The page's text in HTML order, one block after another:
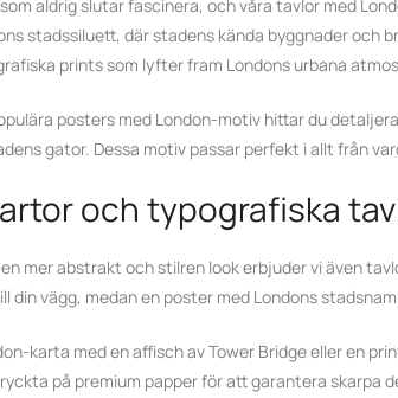
aldrig slutar fascinera, och våra tavlor med
stadssiluett, där stadens kända byggnader och
prints som lyfter fram Londons urbana
posters med London-motiv hittar du
gator. Dessa motiv passar perfekt i allt från
och typografiska
en mer abstrakt och stilren look erbjuder vi även
din vägg, medan en poster med Londons
karta med en affisch av Tower Bridge eller en
på premium papper för att garantera skarpa